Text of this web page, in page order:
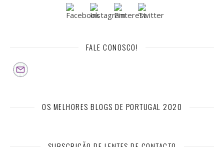
FALE CONOSCO!
OS MELHORES BLOGS DE PORTUGAL 2020